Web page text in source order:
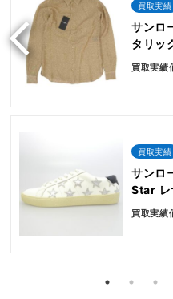
買取実績
サンロ
タリッ
買取実績
買取実績
サンロ
Star レ
カット
買取実績